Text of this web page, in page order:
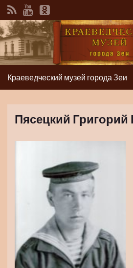
Краеведческий музей города Зеи
Пясецкий Григорий